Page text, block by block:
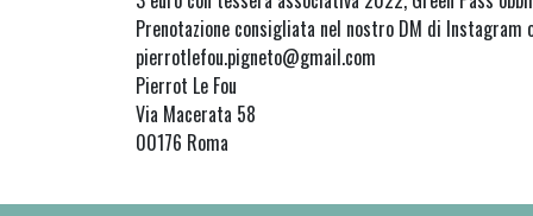
Prenotazione consigliata nel nostro DM di Instagram
pierrotlefou.pigneto@gmail.com
Pierrot Le Fou
Via Macerata 58
00176 Roma